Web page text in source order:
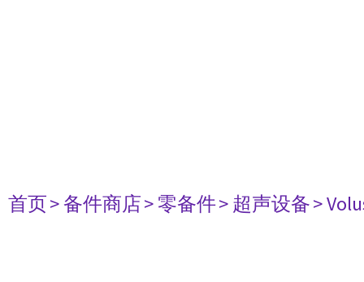
首页> 备件商店> 零备件> 超声设备>